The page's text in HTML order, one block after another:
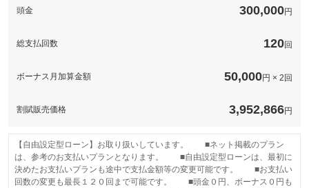
上限金額
でとします。輸入車の場合は、１００万円（税込）を上限としま
本保証の開始時からの走行距離が５００Ｋｍに満たない車両に生
のとします。
このパックの見積もり依頼（無料）
免責金
保証修理受
ロードサー
このパックの見積もり依頼（無料）
頭金 300,000円
総支払回数 120回
ボーナス月加算金額 50,000円 × 2回
割賦販売価格 3,952,866円
【自由設定型ローン】お取り扱いしています。 ■ネット掲載のプラン
は、参考のお支払いプランとなります。 ■自由設定型ローンは、最初に
決めたお支払いプランも途中で支払金額等の変更可能です。 ■お支払い
回数の変更も最長１２０回まで可能です。 ■頭金０円、ボーナス０円も